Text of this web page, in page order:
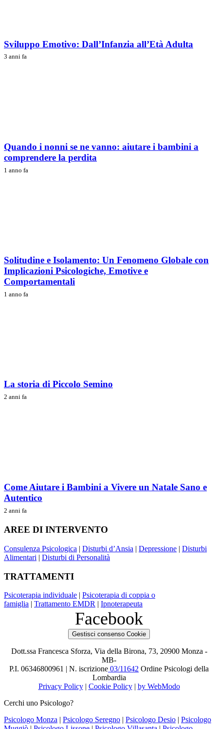
Sviluppo Emotivo: Dall’Infanzia all’Età Adulta
3 anni fa
Quando i nonni se ne vanno: aiutare i bambini a
comprendere la perdita
1 anno fa
Solitudine e Isolamento: Un Fenomeno Globale con
Implicazioni Psicologiche, Emotive e
Comportamentali
1 anno fa
La storia di Piccolo Semino
2 anni fa
Come Aiutare i Bambini a Vivere un Natale Sano e
Autentico
2 anni fa
AREE DI INTERVENTO
Consulenza Psicologica | Disturbi d’Ansia | Depressione | Disturbi
Alimentari | Disturbi di Personalità
TRATTAMENTI
Psicoterapia individuale
Psicoterapia di coppia o
famiglia
Trattamento EMDR Ipnoterapeuta
Facebook
Gestisci consenso Cookie
Dott.ssa Francesca Sforza, Via della Birona, 73, 20900 Monza -
MB-
P.I. 06346800961 | N. iscrizione 03/11642 Ordine Psicologi della
Lombardia
Privacy Policy| Cookie Policy| by WebModo
Cerchi uno Psicologo?
Psicologo Monza
Psicologo Seregno Psicologo Desio
Psicologo